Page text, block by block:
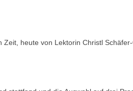
heute von Lektorin Christl